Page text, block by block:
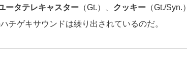
ータテレキャスター （Gt.）、 クッキー （Gt./Syn.）
チゲキサウンドは繰り出されているのだ。